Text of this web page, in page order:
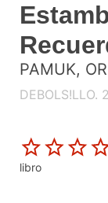
PAMUK,
DEBOLS!LLO.
libro